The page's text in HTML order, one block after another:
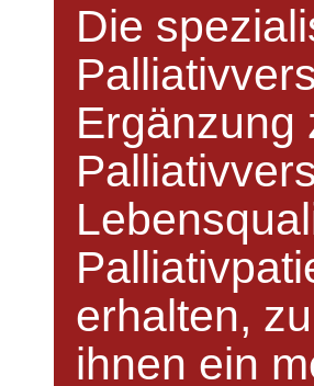
Die
Ergänzung
erhalten,
ihnen ein